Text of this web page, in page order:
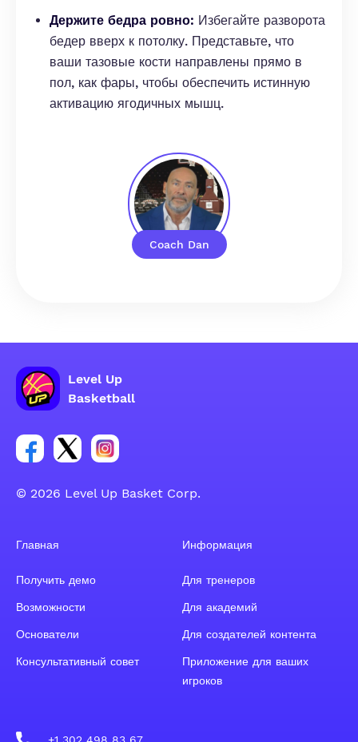
Coach Dan
Держите бедра ровно: Избегайте разворота
бедер вверх к потолку. Представьте, что
ваши тазовые кости направлены прямо в
пол, как фары, чтобы обеспечить истинную
активацию ягодичных мышц.
Level Up
Basketball
Ссылка на группу Facebook
Ссылка на группу Tweeter
Ссылка на группу Instagram
© 2026 Level Up Basket Corp.
Главная
Получить демо
Возможности
Основатели
Консультативный совет
Информация
Для тренеров
Для академий
Для создателей контента
Приложение для ваших
игроков